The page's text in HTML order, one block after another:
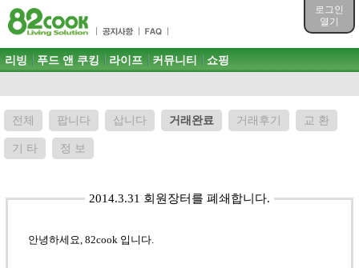
로그인
열기
목차
주메뉴 바로가기
컨텐츠 바로가기
검색 바로가기
로그인 바로가기
주메뉴
리빙 푸드 앤 쿠킹 라이프 커뮤니티 쇼핑
전체 팝니다 삽니다 거래완료 거래후기 교 환
기 타 정 보
2014.3.31 회원장터를 폐쇄합니다.
안녕하세요, 82cook 입니다.